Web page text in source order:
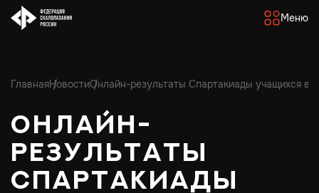
Меню
ГлавнаяНовостиОнлайн-результаты Спартакиады учащихся в
Онлайн-
результаты
Спартакиады